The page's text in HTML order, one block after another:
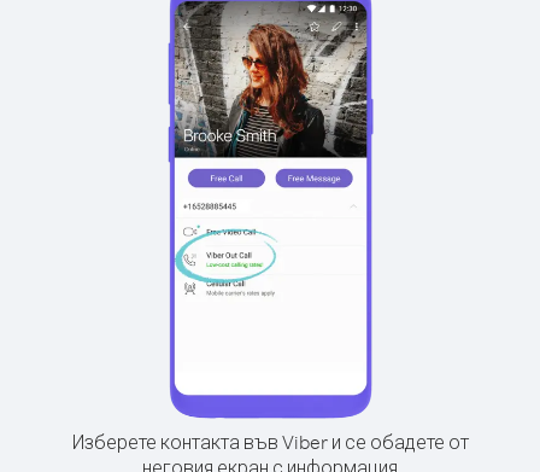
Изберете контакта във Viber и се обадете от
неговия екран с информация